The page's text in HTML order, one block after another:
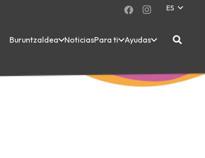
ES
Buruntzaldea NoticiasPara ti Ayudas